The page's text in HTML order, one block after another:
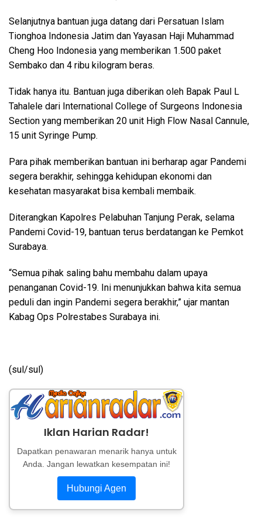
Selanjutnya bantuan juga datang dari Persatuan Islam
Tionghoa Indonesia Jatim dan Yayasan Haji Muhammad
Cheng Hoo Indonesia yang memberikan 1.500 paket
Sembako dan 4 ribu kilogram beras.
Tidak hanya itu. Bantuan juga diberikan oleh Bapak Paul L
Tahalele dari International College of Surgeons Indonesia
Section yang memberikan 20 unit High Flow Nasal Cannule,
15 unit Syringe Pump.
Para pihak memberikan bantuan ini berharap agar Pandemi
segera berakhir, sehingga kehidupan ekonomi dan
kesehatan masyarakat bisa kembali membaik.
Diterangkan Kapolres Pelabuhan Tanjung Perak, selama
Pandemi Covid-19, bantuan terus berdatangan ke Pemkot
Surabaya.
“Semua pihak saling bahu membahu dalam upaya
penanganan Covid-19. Ini menunjukkan bahwa kita semua
peduli dan ingin Pandemi segera berakhir,” ujar mantan
Kabag Ops Polrestabes Surabaya ini.
(sul/sul)
Iklan Harian Radar!
Dapatkan penawaran menarik hanya untuk
Anda. Jangan lewatkan kesempatan ini!
Hubungi Agen